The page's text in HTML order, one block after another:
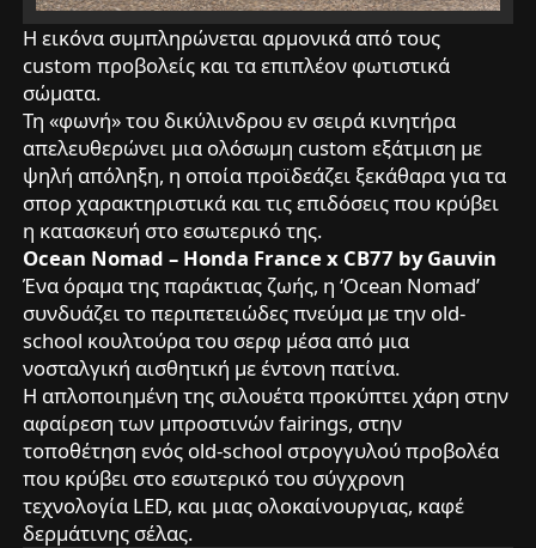
Η εικόνα συμπληρώνεται αρμονικά από τους
custom προβολείς και τα επιπλέον φωτιστικά
σώματα.
Τη «φωνή» του δικύλινδρου εν σειρά κινητήρα
απελευθερώνει μια ολόσωμη custom εξάτμιση με
ψηλή απόληξη, η οποία προϊδεάζει ξεκάθαρα για τα
σπορ χαρακτηριστικά και τις επιδόσεις που κρύβει
η κατασκευή στο εσωτερικό της.
Ocean Nomad – Honda France x CB77 by Gauvin
Ένα όραμα της παράκτιας ζωής, η ‘Ocean Nomad’
συνδυάζει το περιπετειώδες πνεύμα με την old-
school κουλτούρα του σερφ μέσα από μια
νοσταλγική αισθητική με έντονη πατίνα.
Η απλοποιημένη της σιλουέτα προκύπτει χάρη στην
αφαίρεση των μπροστινών fairings, στην
τοποθέτηση ενός old-school στρογγυλού προβολέα
που κρύβει στο εσωτερικό του σύγχρονη
τεχνολογία LED, και μιας ολοκαίνουργιας, καφέ
δερμάτινης σέλας.